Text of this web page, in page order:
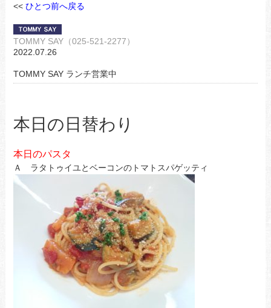
<< ひとつ前へ戻る
TOMMY SAY（025-521-2277）
2022.07.26
TOMMY SAY ランチ営業中
本日の日替わり
本日のパスタ
Ａ ラタトゥイユとベーコンのトマトスパゲッティ